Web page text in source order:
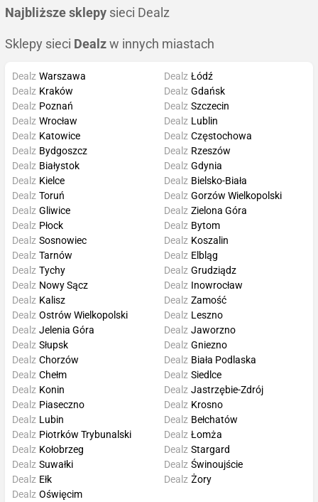
Najbliższe sklepy sieci Dealz
Sklepy sieci Dealz w innych miastach
Dealz Warszawa
Dealz Kraków
Dealz Poznań
Dealz Wrocław
Dealz Łódź
Dealz Gdańsk
Dealz Szczecin
Dealz Lublin
Dealz Katowice
Dealz Bydgoszcz
Dealz Białystok
Dealz Kielce
Dealz Częstochowa
Dealz Rzeszów
Dealz Gdynia
Dealz Bielsko-Biała
Dealz Toruń
Dealz Gliwice
Dealz Płock
Dealz Sosnowiec
Dealz Gorzów Wielkopolski
Dealz Zielona Góra
Dealz Bytom
Dealz Koszalin
Dealz Tarnów
Dealz Tychy
Dealz Nowy Sącz
Dealz Kalisz
Dealz Elbląg
Dealz Grudziądz
Dealz Inowrocław
Dealz Zamość
Dealz Ostrów Wielkopolski
Dealz Jelenia Góra
Dealz Słupsk
Dealz Chorzów
Dealz Leszno
Dealz Jaworzno
Dealz Gniezno
Dealz Biała Podlaska
Dealz Chełm
Dealz Konin
Dealz Piaseczno
Dealz Lubin
Dealz Siedlce
Dealz Jastrzębie-Zdrój
Dealz Krosno
Dealz Bełchatów
Dealz Piotrków Trybunalski
Dealz Kołobrzeg
Dealz Suwałki
Dealz Ełk
Dealz Łomża
Dealz Stargard
Dealz Świnoujście
Dealz Żory
Dealz Oświęcim